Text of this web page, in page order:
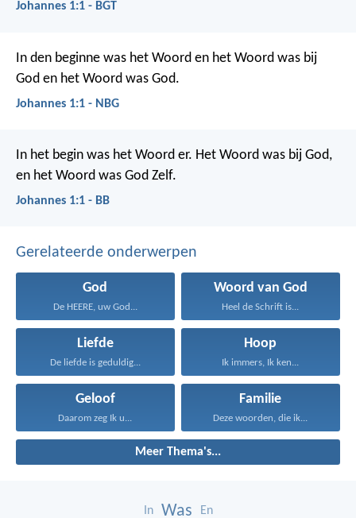
Johannes 1:1 - BGT
In den beginne was het Woord en het Woord was bij
God en het Woord was God.
Johannes 1:1 - NBG
In het begin was het Woord er. Het Woord was bij God,
en het Woord was God Zelf.
Johannes 1:1 - BB
Gerelateerde onderwerpen
God
De HEERE, uw God...
Woord van God
Heel de Schrift is...
Liefde
De liefde is geduldig...
Hoop
Ik immers, Ik ken...
Geloof
Daarom zeg Ik u...
Familie
Deze woorden, die ik...
Meer Thema's...
In Was En